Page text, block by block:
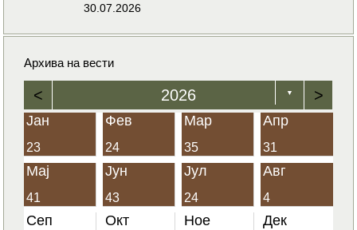
30.07.2026
Архива на вести
< 2026 ▼ >
Јан
23
Фев
24
Мар
35
Апр
31
Мај
41
Јун
43
Јул
24
Авг
4
Сеп Окт Ное Дек